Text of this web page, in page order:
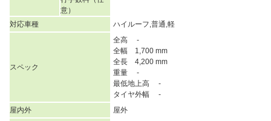
意）
対応車種 ハイルーフ,普通,軽
スペック
全高 -
全幅 1,700 mm
全長 4,200 mm
重量 -
最低地上高 -
タイヤ外幅 -
屋内外
屋外